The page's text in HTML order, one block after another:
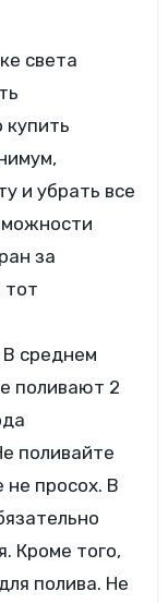
света
купить
и убрать все
за
тот
среднем
поливают 2
поливайте
не просох. В
Кроме того,
полива. Не